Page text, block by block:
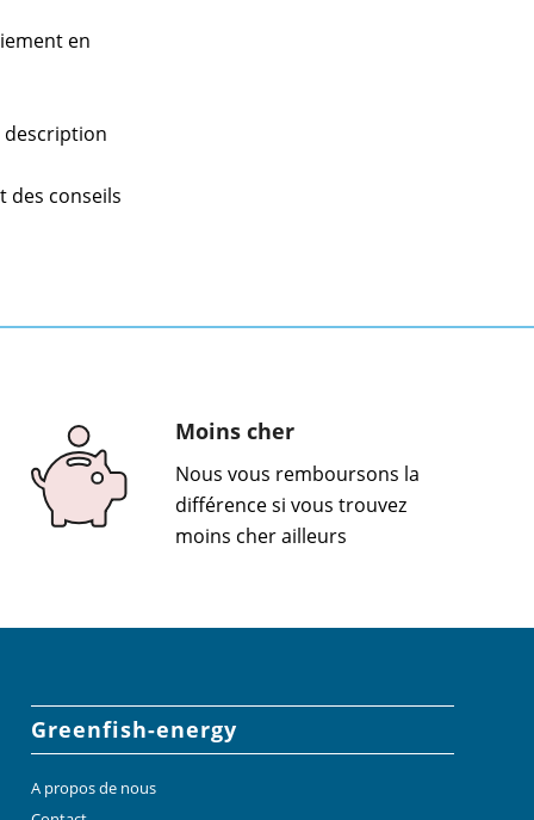
en
description
des conseils
Moins cher
Nous vous remboursons la
différence si vous trouvez
moins cher ailleurs
Greenfish-energy
A propos de nous